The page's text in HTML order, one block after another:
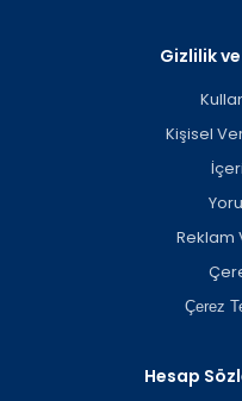
Gizlilik
Kişisel
Reklam
Çerez
Hesap